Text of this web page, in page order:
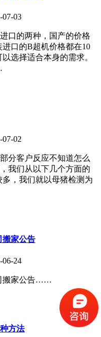
03
口的两种，国产的价格
口的B超机价格都在10
选择适合本身的需求。
02
分客户反应不知道怎么
我们从以下几个方面的
，我们就以母猪检测为
搬家公告
24
搬家公告……
方法